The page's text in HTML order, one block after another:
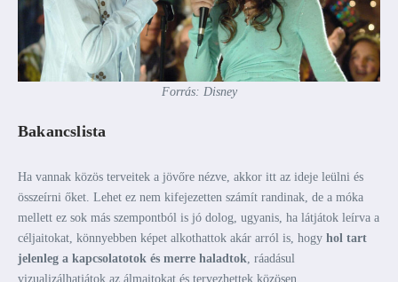
Forrás: Disney
Bakancslista
Ha vannak közös terveitek a jövőre nézve, akkor itt az ideje leülni és
összeírni őket. Lehet ez nem kifejezetten számít randinak, de a móka
mellett ez sok más szempontból is jó dolog, ugyanis, ha látjátok leírva a
céljaitokat, könnyebben képet alkothattok akár arról is, hogy hol tart
jelenleg a kapcsolatotok és merre haladtok, ráadásul
vizualizálhatjátok az álmaitokat és tervezhettek közösen.